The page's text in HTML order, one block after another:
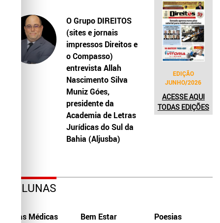
O Grupo DIREITOS
(sites e jornais
impressos Direitos e
o Compasso)
entrevista Allah
Nascimento Silva
Muniz Góes,
presidente da
Academia de Letras
Jurídicas do Sul da
Bahia (Aljusba)
EDIÇÃO
JUNHO/2026
ACESSE AQUI
TODAS EDIÇÕES
COLUNAS
Dicas Médicas Bem Estar Poesias